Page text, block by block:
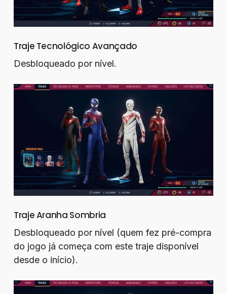
Traje Tecnológico Avançado
Desbloqueado por nível.
Traje Aranha Sombria
Desbloqueado por nível (quem fez pré-compra
do jogo já começa com este traje disponível
desde o início).